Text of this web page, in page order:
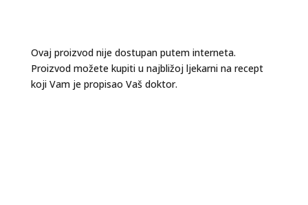
Ovaj proizvod nije dostupan putem interneta.
Proizvod možete kupiti u najbližoj ljekarni na recept
koji Vam je propisao Vaš doktor.